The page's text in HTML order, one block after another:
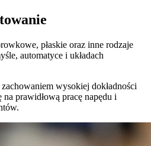
płaskie oraz inne rodzaje
automatyce i układach
wysokiej dokładności
prawidłową pracę napędu i